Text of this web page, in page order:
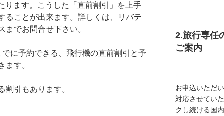
ります。こうした「直前割引」を上手
ことが出来ます。詳しくは、
リバテ
までお問合せ下さい。
に予約できる、飛行機の直前割引と予
ます。
割引もあります。
2.旅行専任
ご案内
お申込いただ
対応させてい
クし続ける国